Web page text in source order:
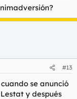
#13
se anunció
y después